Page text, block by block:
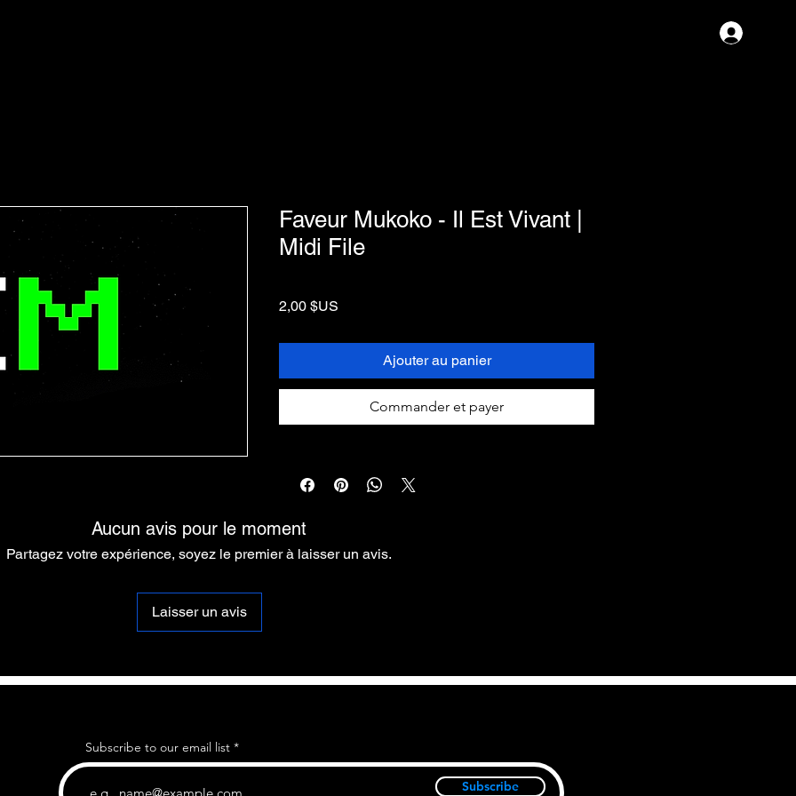
Faveur Mukoko - Il Est Vivant |
Midi File
2,00 $US
Ajouter au panier
Commander et payer
Aucun avis pour le moment
Partagez votre expérience, soyez le premier à laisser un avis.
Laisser un avis
Subscribe to our email list
Subscribe